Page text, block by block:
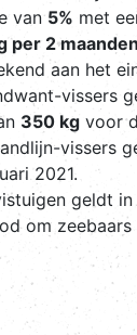
van5% met
per 2
aan
vissers
350 kg voor
vissers
2021.
geldt
om zeebaars